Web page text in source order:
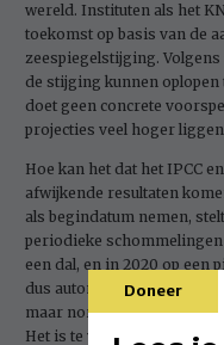
wereld. Instituten als het
toekomst op basis van de
zeespiegelstijging.
de stijging kunnen oplopen
doet geen concrete
projecties veel hoger
Hoe kan het dat het IPCC
afwijkende resultaten
als begindatum nemen,
periodieke
een dal, en in 2020 op een
dus automatisch tot
maar normaal gesproken
Het is te vroeg om deze
Doneer